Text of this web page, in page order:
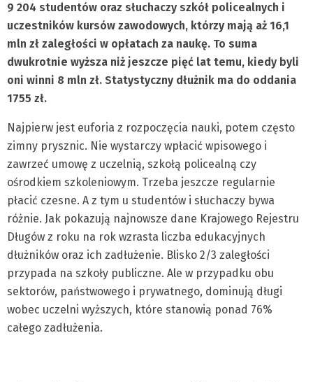
9 204 studentów oraz słuchaczy szkół policealnych i
uczestników kursów zawodowych, którzy mają aż 16,1
mln zł zaległości w opłatach za naukę. To suma
dwukrotnie wyższa niż jeszcze pięć lat temu, kiedy byli
oni winni 8 mln zł. Statystyczny dłużnik ma do oddania
1755 zł.
Najpierw jest euforia z rozpoczęcia nauki, potem często
zimny prysznic. Nie wystarczy wpłacić wpisowego i
zawrzeć umowę z uczelnią, szkołą policealną czy
ośrodkiem szkoleniowym. Trzeba jeszcze regularnie
płacić czesne. A z tym u studentów i słuchaczy bywa
różnie. Jak pokazują najnowsze dane Krajowego Rejestru
Długów z roku na rok wzrasta liczba edukacyjnych
dłużników oraz ich zadłużenie. Blisko 2/3 zaległości
przypada na szkoły publiczne. Ale w przypadku obu
sektorów, państwowego i prywatnego, dominują długi
wobec uczelni wyższych, które stanowią ponad 76%
całego zadłużenia.